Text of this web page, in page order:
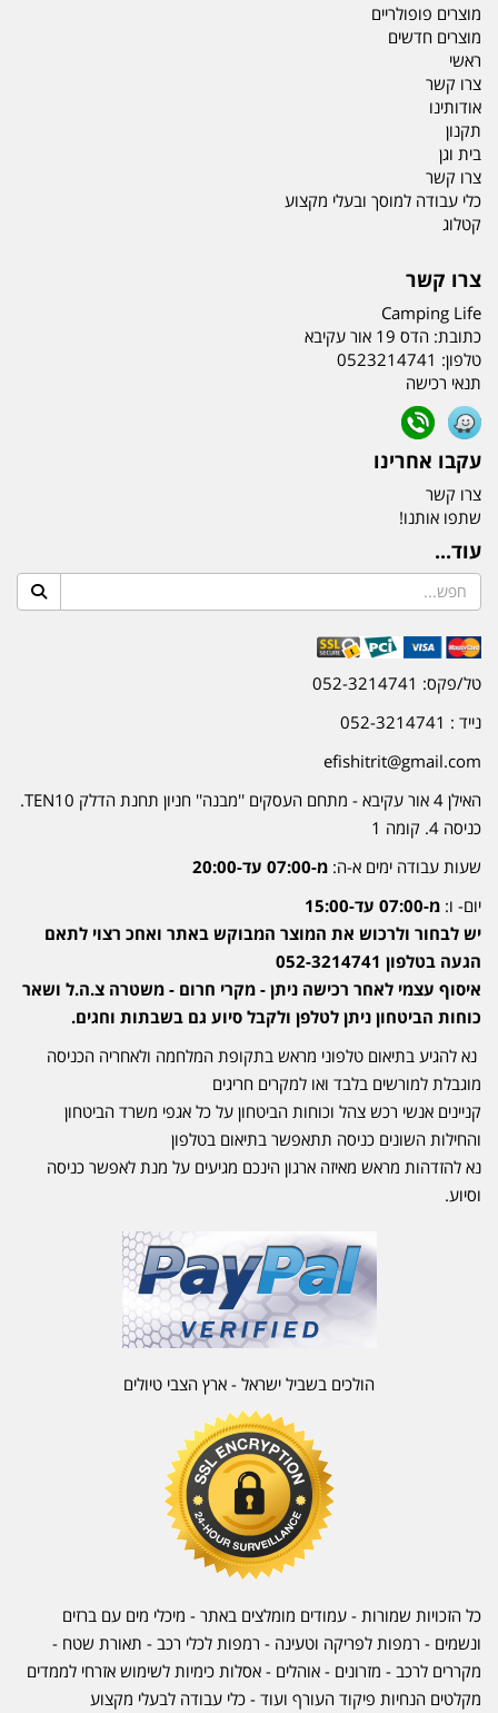
מוצרים פופולריים
מוצרים חדשים
ראשי
צרו קשר
אודותינו
תקנון
בית וגן
צרו קשר
כלי עבודה למוסך ובעלי מקצוע
קטלוג
צרו קשר
Camping Life
כתובת: הדס 19 אור עקיבא
טלפון: 0523214741
תנאי רכישה
עקבו אחרינו
צרו קשר
שתפו אותנו!
עוד...
טל/פקס: 052-3214741
נייד : 052-3214741
efishitrit@gmail.com
האילן 4 אור עקיבא - מתחם העסקים ''מבנה'' חניון תחנת הדלק TEN10.
כניסה 4. קומה 1
שעות עבודה ימים א-ה: מ-07:00 עד-20:00
יום- ו: מ-07:00 עד-15:00
יש לבחור ולרכוש את המוצר המבוקש באתר ואחכ רצוי לתאם
הגעה בטלפון 052-3214741
איסוף עצמי לאחר רכישה ניתן - מקרי חרום - משטרה צ.ה.ל ושאר
כוחות הביטחון ניתן לטלפן ולקבל סיוע גם בשבתות וחגים.
נא להגיע בתיאום טלפוני מראש בתקופת המלחמה ולאחריה הכניסה
מוגבלת למורשים בלבד ואו למקרים חריגים
קניינים אנשי רכש צהל וכוחות הביטחון על כל אגפי משרד הביטחון
והחילות השונים כניסה תתאפשר בתיאום בטלפון
נא להזדהות מראש מאיזה ארגון הינכם מגיעים על מנת לאפשר כניסה
וסיוע.
הולכים בשביל ישראל - ארץ הצבי טיולים
כל הזכויות שמורות - עמודים מומלצים באתר - מיכלי מים עם ברזים
ונשמים - רמפות לפריקה וטעינה - רמפות לכלי רכב - תאורת שטח -
מקררים לרכב - מזרונים - אוהלים - אסלות כימיות לשימוש אזרחי לממדים
מקלטים הנחיות פיקוד העורף ועוד - כלי עבודה לבעלי מקצוע